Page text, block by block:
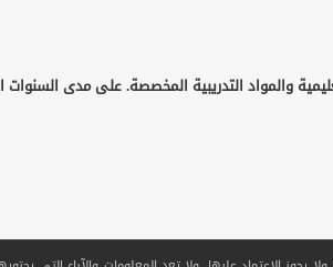
والمواد التدريبية المخصصة. على مدى